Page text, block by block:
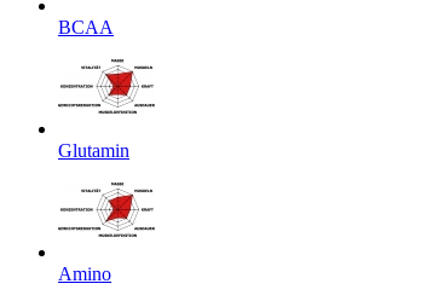
BCAA
Glutamin
Amino